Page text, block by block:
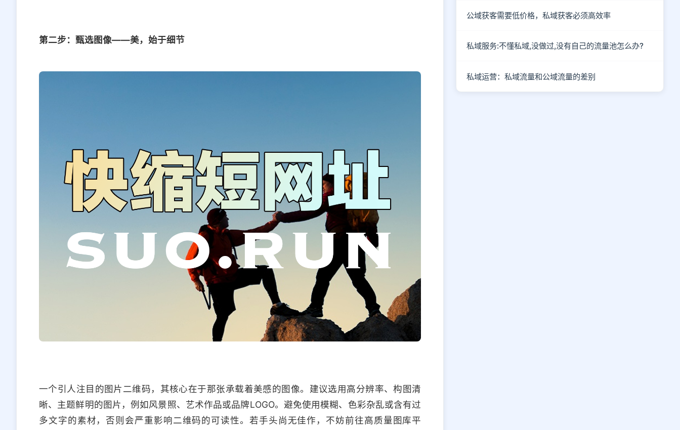
第二步：甄选图像——美，始于细节
一个引人注目的图片二维码，其核心在于那张承载着美感的图像。建议选用高分辨率、构图清
晰、主题鲜明的图片，例如风景照、艺术作品或品牌LOGO。避免使用模糊、色彩杂乱或含有过
多文字的素材，否则会严重影响二维码的可读性。若手头尚无佳作，不妨前往高质量图库平
公域获客需要低价格，私域获客必须高效率
私域服务:不懂私域,没做过,没有自己的流量池怎么办?
私域运营：私域流量和公域流量的差别